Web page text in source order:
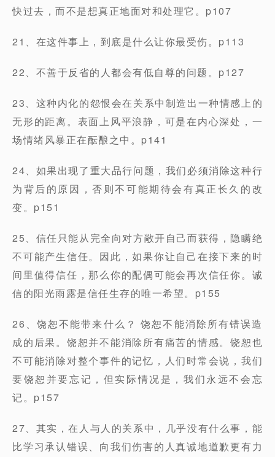
快过去，而不是想真正地面对和处理它。p107
21、在这件事上，到底是什么让你最受伤。p113
22、不善于反省的人都会有低自尊的问题。p127
23、这种内化的怨恨会在关系中制造出一种情感上的
无形的距离。表面上风平浪静，可是在内心深处，一
场情绪风暴正在酝酿之中。p141
24、如果出现了重大品行问题，我们必须消除这种行
为背后的原因，否则不可能期待会有真正长久的改
变。p151
25、信任只能从完全向对方敞开自己而获得，隐瞒绝
不可能产生信任。因此，如果你让自己在接下来的时
间里值得信任，那么你的配偶可能会再次信任你。诚
信的阳光雨露是信任生存的唯一希望。p155
26、饶恕不能带来什么？ 饶恕不能消除所有错误造
成的后果。饶恕并不能消除所有痛苦的情感。饶恕也
不可能消除对整个事件的记忆，人们时常会说，我们
要饶恕并要忘记，但实际情况是，我们永远不会忘
记。p157
27、其实，在人与人的关系中，几乎没有什么事，能
比学习承认错误、向我们伤害的人真诚地道歉更有力